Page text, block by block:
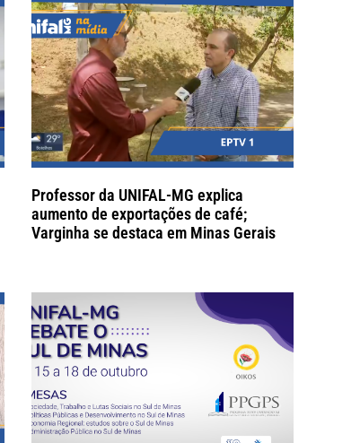
Professor da UNIFAL-MG explica
aumento de exportações de café;
Varginha se destaca em Minas Gerais